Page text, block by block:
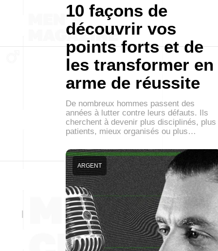
10 façons de
découvrir vos
points forts et de
les transformer en
arme de réussite
De nombreux hommes passent des
années à lutter contre leurs défauts. Ils
cherchent à devenir plus disciplinés, plus
patients, mieux organisés ou plus…
ARGENT